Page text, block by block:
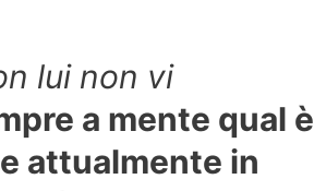
lui non vi
a mente qual è
attualmente in